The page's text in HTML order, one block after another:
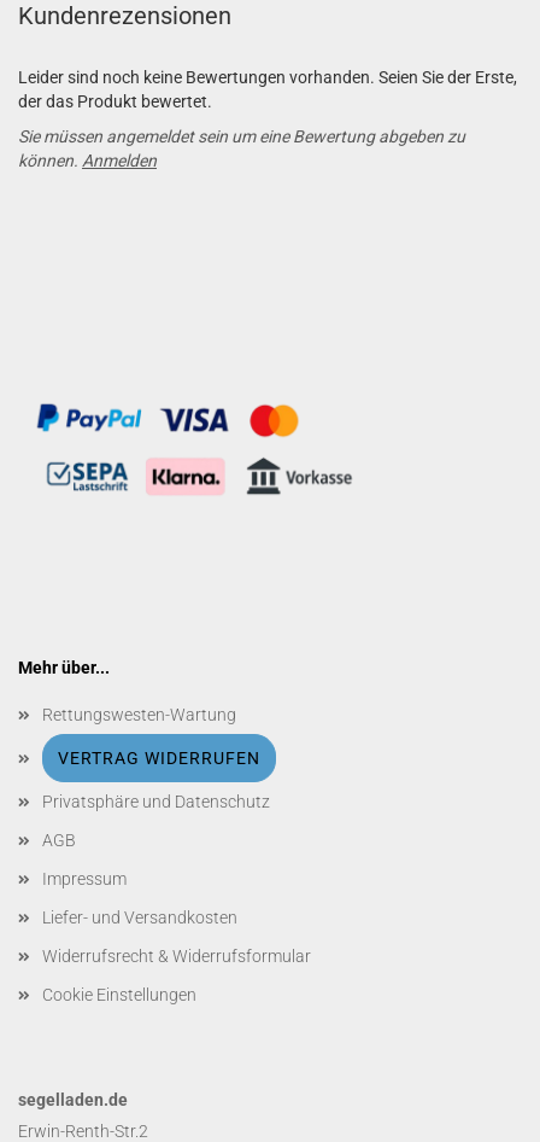
Kundenrezensionen
Leider sind noch keine Bewertungen vorhanden. Seien Sie der Erste,
der das Produkt bewertet.
Sie müssen angemeldet sein um eine Bewertung abgeben zu
können. Anmelden
Mehr über...
Rettungswesten-Wartung
VERTRAG WIDERRUFEN
Privatsphäre und Datenschutz
AGB
Impressum
Liefer- und Versandkosten
Widerrufsrecht & Widerrufsformular
Cookie Einstellungen
segelladen.de
Erwin-Renth-Str.2